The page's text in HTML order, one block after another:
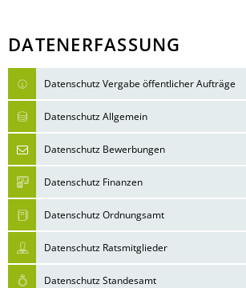
DATENERFASSUNG
Datenschutz Vergabe öffentlicher Aufträge
Datenschutz Allgemein
Datenschutz Bewerbungen
Datenschutz Finanzen
Datenschutz Ordnungsamt
Datenschutz Ratsmitglieder
Datenschutz Standesamt